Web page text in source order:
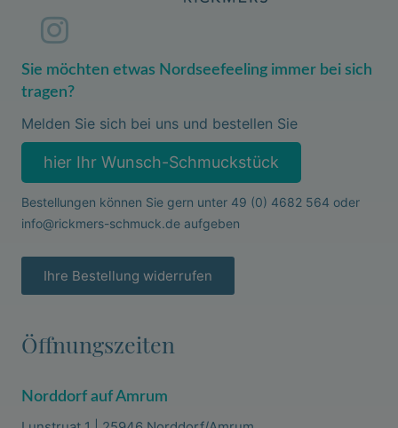
Sie möchten etwas Nordseefeeling immer bei sich
tragen?
Melden Sie sich bei uns und bestellen Sie
hier Ihr Wunsch-Schmuckstück
Bestellungen können Sie gern unter 49 (0) 4682 564 oder
info@rickmers-schmuck.deaufgeben
Ihre Bestellung widerrufen
Öffnungszeiten
Norddorf auf Amrum